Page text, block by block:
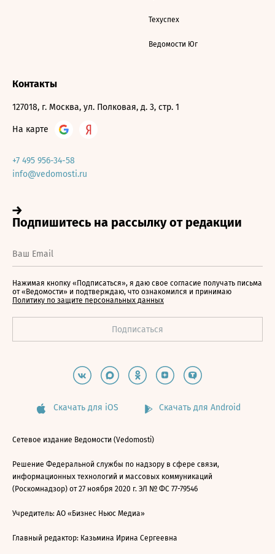
Техуспех
Ведомости Юг
Контакты
127018, г. Москва, ул. Полковая, д. 3, стр. 1
На карте
+7 495 956-34-58
info@vedomosti.ru
Нажимая кнопку «Подписаться», я даю свое согласие получать письма
от «Ведомости» и подтверждаю, что ознакомился и принимаю
Политику по защите персональных данных
Скачать для iOS Скачать для Android
Сетевое издание Ведомости (Vedomosti)
Решение Федеральной службы по надзору в сфере связи,
информационных технологий и массовых коммуникаций
(Роскомнадзор) от 27 ноября 2020 г. ЭЛ № ФС 77-79546
Учредитель: АО «Бизнес Ньюс Медиа»
Главный редактор: Казьмина Ирина Сергеевна